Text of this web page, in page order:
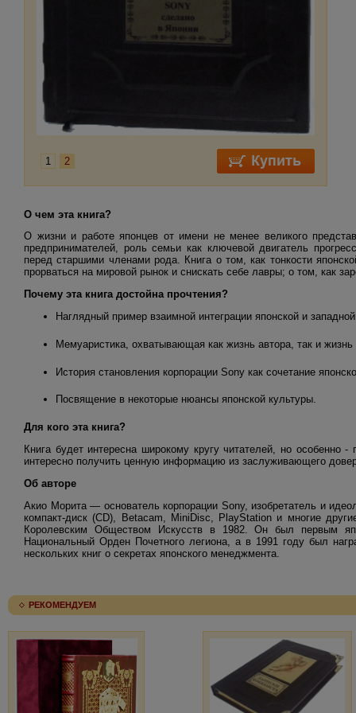
1 2
О чем эта книга?
О жизни и работе японцев от имени не менее великого
предпринимателей, роль семьи как ключевой двигатель
перед старшими членами рода. Книга о том, как тонкости
прорваться на мировой рынок и снискать себе лавры; о том, как
Почему эта книга достойна прочтения?
Наглядный пример взаимной интеграции японской и
Мемуаристика, охватывающая как жизнь автора, так и
История становления корпорации Sony как сочетание
Посвящение в некоторые нюансы японской культуры.
Для кого эта книга?
Книга будет интересна широкому кругу читателей, но
интересно получить ценную информацию из заслуживающего
Об авторе
Акио Морита — основатель корпорации Sony, изобретатель и
компакт-диск (CD), Betacam, MiniDisc, PlayStation и многие
Королевским Обществом Искусств в 1982. Он был первым
Национальный Орден Почетного легиона, а в 1991 году был
нескольких книг о секретах японского менеджмента.
РЕКОМЕНДУЕМ